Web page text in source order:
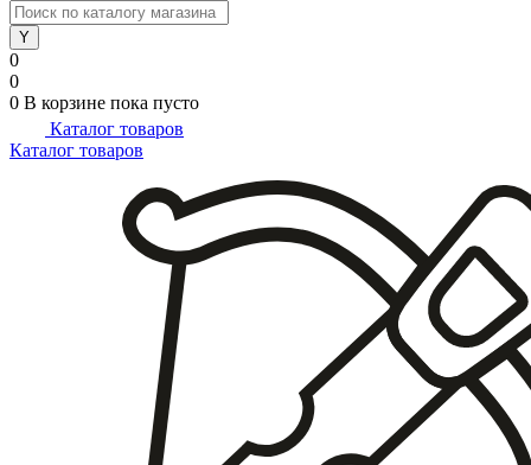
0
0
0 В корзине пока пусто
Каталог товаров
Каталог товаров